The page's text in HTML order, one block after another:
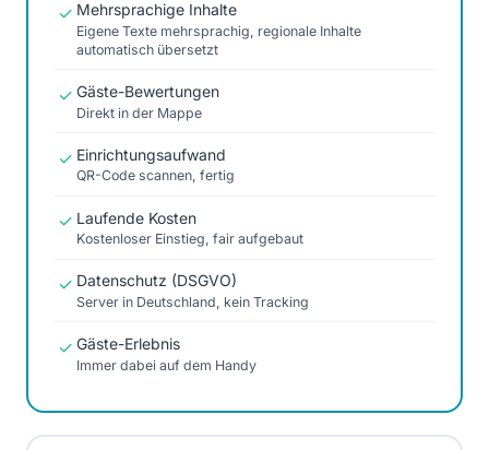
✓ Mehrsprachige Inhalte
Eigene Texte mehrsprachig, regionale Inhalte
automatisch übersetzt
✓ Gäste-Bewertungen
Direkt in der Mappe
✓ Einrichtungsaufwand
QR-Code scannen, fertig
✓ Laufende Kosten
Kostenloser Einstieg, fair aufgebaut
✓ Datenschutz (DSGVO)
Server in Deutschland, kein Tracking
✓ Gäste-Erlebnis
Immer dabei auf dem Handy